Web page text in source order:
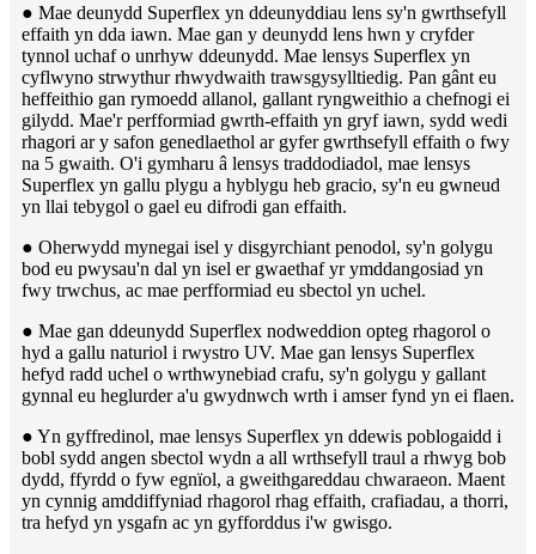
● Mae deunydd Superflex yn ddeunyddiau lens sy'n gwrthsefyll
effaith yn dda iawn. Mae gan y deunydd lens hwn y cryfder
tynnol uchaf o unrhyw ddeunydd. Mae lensys Superflex yn
cyflwyno strwythur rhwydwaith trawsgysylltiedig. Pan gânt eu
heffeithio gan rymoedd allanol, gallant ryngweithio a chefnogi ei
gilydd. Mae'r perfformiad gwrth-effaith yn gryf iawn, sydd wedi
rhagori ar y safon genedlaethol ar gyfer gwrthsefyll effaith o fwy
na 5 gwaith. O'i gymharu â lensys traddodiadol, mae lensys
Superflex yn gallu plygu a hyblygu heb gracio, sy'n eu gwneud
yn llai tebygol o gael eu difrodi gan effaith.
● Oherwydd mynegai isel y disgyrchiant penodol, sy'n golygu
bod eu pwysau'n dal yn isel er gwaethaf yr ymddangosiad yn
fwy trwchus, ac mae perfformiad eu sbectol yn uchel.
● Mae gan ddeunydd Superflex nodweddion opteg rhagorol o
hyd a gallu naturiol i rwystro UV. Mae gan lensys Superflex
hefyd radd uchel o wrthwynebiad crafu, sy'n golygu y gallant
gynnal eu heglurder a'u gwydnwch wrth i amser fynd yn ei flaen.
● Yn gyffredinol, mae lensys Superflex yn ddewis poblogaidd i
bobl sydd angen sbectol wydn a all wrthsefyll traul a rhwyg bob
dydd, ffyrdd o fyw egnïol, a gweithgareddau chwaraeon. Maent
yn cynnig amddiffyniad rhagorol rhag effaith, crafiadau, a thorri,
tra hefyd yn ysgafn ac yn gyfforddus i'w gwisgo.